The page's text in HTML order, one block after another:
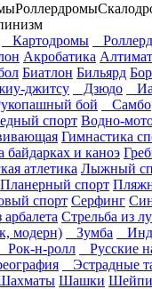
Роллердромы
Картодромы
Акробатика
Биатлон Бильярд
джитсу Дзюдо
бой Самбо
спорт Водно-
Гимнастика
байдарках и каноэ
атлетика Лыжный
Планерный спорт
спорт Серфинг
Стрельба из
модерн) Зумба
Рок-н-ролл Русские
Эстрадные
Шашки